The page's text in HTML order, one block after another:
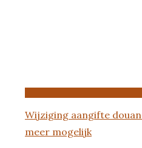
Wijziging aangifte
meer mogelijk